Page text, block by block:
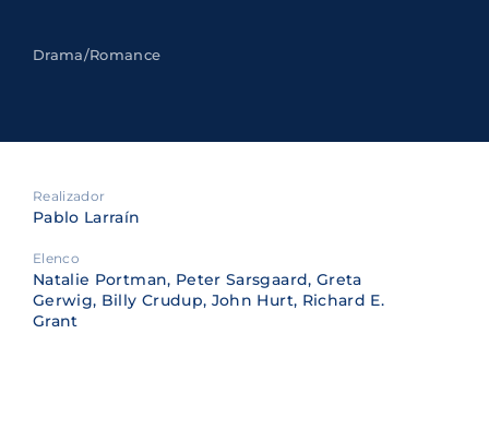
Drama/Romance
Realizador
Pablo Larraín
Elenco
Natalie Portman, Peter Sarsgaard, Greta
Gerwig, Billy Crudup, John Hurt, Richard E.
Grant